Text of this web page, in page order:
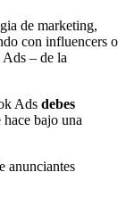
de marketing,
con influencers o
– de la
Ads debes
hace bajo una
anunciantes